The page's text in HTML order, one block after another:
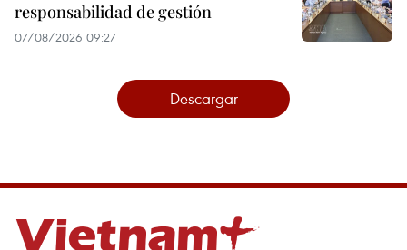
responsabilidad de gestión
07/08/2026 09:27
Descargar